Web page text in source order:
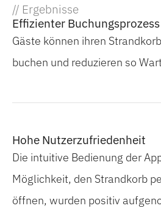
// Ergebnisse
Effizienter Buchungsprozess
Gäste können ihren
buchen und reduzieren so
Hohe Nutzerzufriedenheit
Die intuitive Bedienung der
Möglichkeit, den Strandkorb
öffnen, wurden positiv